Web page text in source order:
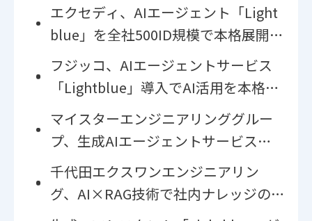
エクセディ、AIエージェント「Light
blue」を全社500ID規模で本格展開
〜基幹事業の「稼ぐ力」を磨き、そ
の力を新事業創出へ〜
フジッコ、AIエージェントサービス
「Lightblue」導入でAI活用を本格化
― コスト・UI・セキュリティ課題を
解決し生産性向上へ
マイスターエンジニアリンググルー
プ、生成AIエージェントサービス「Li
ghtblue」を導入
千代田エクスワンエンジニアリン
グ、AI×RAG技術で社内ナレッジの
「形式知化」を実現。AIエージェン